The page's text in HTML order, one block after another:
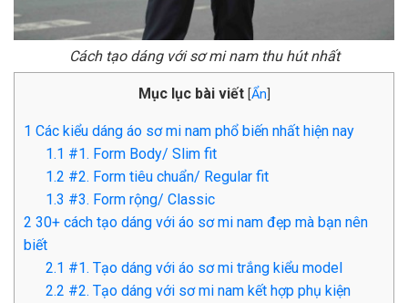
Cách tạo dáng với sơ mi nam thu hút nhất
Mục lục bài viết [Ẩn
1 Các kiểu dáng áo sơ mi nam phổ biến nhất hiện nay
1.1 #1. Form Body/ Slim fit
1.2 #2. Form tiêu chuẩn/ Regular fit
1.3 #3. Form rộng/ Classic
2 30+ cách tạo dáng với áo sơ mi nam đẹp mà bạn nên
biết
2.1 #1. Tạo dáng với áo sơ mi trắng kiểu model
2.2 #2. Tạo dáng với sơ mi nam kết hợp phụ kiện